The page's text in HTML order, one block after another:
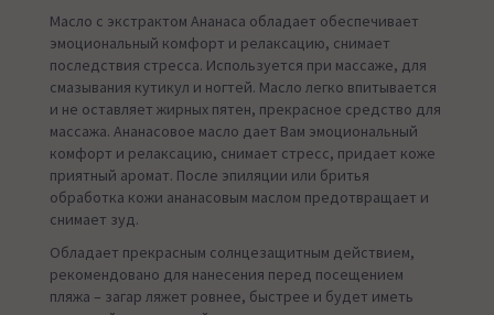
Масло с экстрактом Ананаса обладает обеспечивает
эмоциональный комфорт и релаксацию, снимает
последствия стресса. Используется при массаже, для
смазывания кутикул и ногтей. Масло легко впитывается
и не оставляет жирных пятен, прекрасное средство для
массажа. Ананасовое масло дает Вам эмоциональный
комфорт и релаксацию, снимает стресс, придает коже
приятный аромат. После эпиляции или бритья
обработка кожи ананасовым маслом предотвращает и
снимает зуд.
Обладает прекрасным солнцезащитным действием,
рекомендовано для нанесения перед посещением
пляжа – загар ляжет ровнее, быстрее и будет иметь